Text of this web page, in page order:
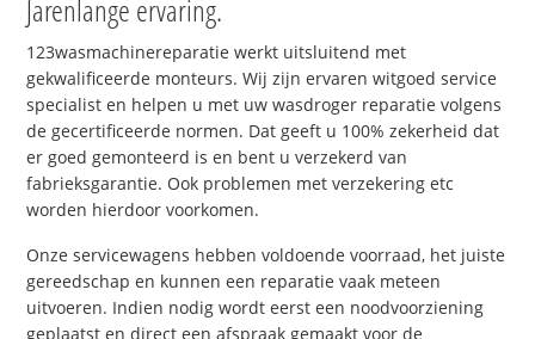
Jarenlange ervaring.
123wasmachinereparatie werkt uitsluitend met
gekwalificeerde monteurs. Wij zijn ervaren witgoed service
specialist en helpen u met uw wasdroger reparatie volgens
de gecertificeerde normen. Dat geeft u 100% zekerheid dat
er goed gemonteerd is en bent u verzekerd van
fabrieksgarantie. Ook problemen met verzekering etc
worden hierdoor voorkomen.
Onze servicewagens hebben voldoende voorraad, het juiste
gereedschap en kunnen een reparatie vaak meteen
uitvoeren. Indien nodig wordt eerst een noodvoorziening
geplaatst en direct een afspraak gemaakt voor de